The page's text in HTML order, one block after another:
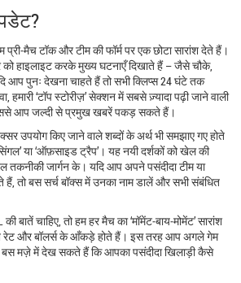
टॉक और टीम की फॉर्म पर एक छोटा सारांश देते हैं।
हाइलाइट करके मुख्य घटनाएँ दिखाते हैं – जैसे चौके,
आप पुनः देखना चाहते हैं तो सभी क्लिप्स 24 घंटे तक
‘टॉप स्टोरीज़’ सेक्शन में सबसे ज़्यादा पढ़ी जाने वाली
आप जल्दी से प्रमुख खबरें पकड़ सकते हैं।
उपयोग किए जाने वाले शब्दों के अर्थ भी समझाए गए होते
या ‘ऑफ़साइड ट्रैप’। यह नयी दर्शकों को खेल की
तकनीकी जार्गन के। यदि आप अपने पसंदीदा टीम या
हैं, तो बस सर्च बॉक्स में उनका नाम डालें और सभी संबंधित
चाहिए, तो हम हर मैच का ‘मॉमेंट‑बाय‑मोमेंट’ सारांश
रेट और बॉलर्स के आँकड़े होते हैं। इस तरह आप अगले गेम
मज़े में देख सकते हैं कि आपका पसंदीदा खिलाड़ी कैसे